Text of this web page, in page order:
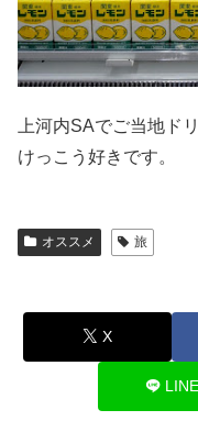
上河内SAでご当地ド
けっこう好きです。
オススメ 旅
X
LINE